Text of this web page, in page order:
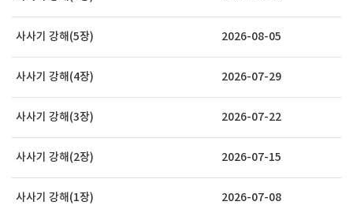
사사기 강해(5장) 2026-08-05
사사기 강해(4장) 2026-07-29
사사기 강해(3장) 2026-07-22
사사기 강해(2장) 2026-07-15
사사기 강해(1장) 2026-07-08